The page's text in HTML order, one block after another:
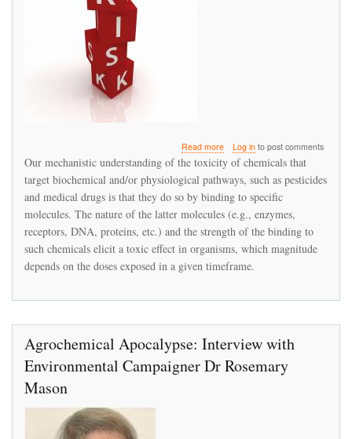
Read moreabout
Time‐
Cumulative
Toxicity
of
Neonicotinoids:
Experimental
Evidence
and
Implications
Log into post comments
Our mechanistic understanding of the toxicity of chemicals that
target biochemical and/or physiological pathways, such as pesticides
and medical drugs is that they do so by binding to specific
molecules. The nature of the latter molecules (e.g., enzymes,
receptors, DNA, proteins, etc.) and the strength of the binding to
such chemicals elicit a toxic effect in organisms, which magnitude
depends on the doses exposed in a given timeframe.
Agrochemical Apocalypse: Interview with
Environmental Campaigner Dr Rosemary
Mason